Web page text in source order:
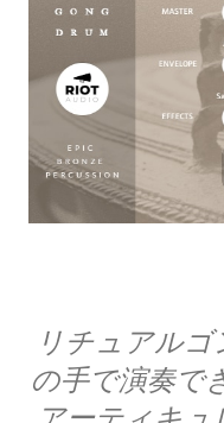
リチュアル
の手で演奏で